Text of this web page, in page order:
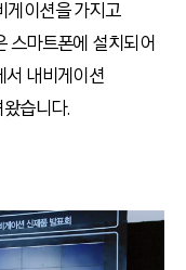
게이션을 가지고
스마트폰에 설치되어
서 내비게이션
습니다.